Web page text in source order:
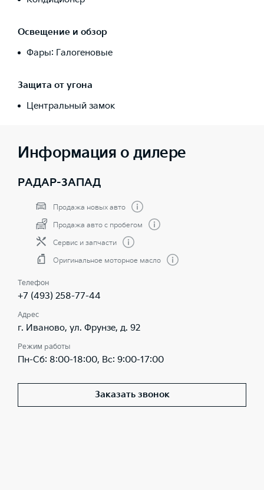
Освещение и обзор
Фары: Галогеновые
Защита от угона
Центральный замок
Информация о дилере
РАДАР-ЗАПАД
Продажа новых авто
Продажа авто с пробегом
Сервис и запчасти
Оригинальное моторное масло
Телефон
+7 (493) 258-77-44
Адрес
г. Иваново, ул. Фрунзе, д. 92
Режим работы
Пн-Сб: 8:00-18:00, Вс: 9:00-17:00
Заказать звонок